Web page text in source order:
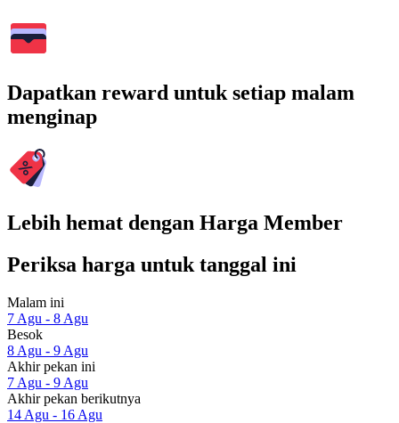
Dapatkan reward untuk setiap malam
menginap
Lebih hemat dengan Harga Member
Periksa harga untuk tanggal ini
Malam ini
7 Agu - 8 Agu
Besok
8 Agu - 9 Agu
Akhir pekan ini
7 Agu - 9 Agu
Akhir pekan berikutnya
14 Agu - 16 Agu